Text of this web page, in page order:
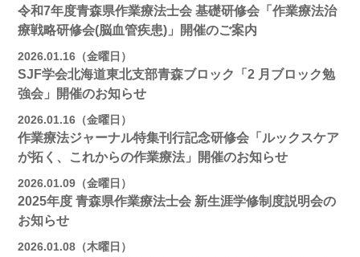
令和7年度青森県作業療法士会 基礎研修会「作業療法治
療戦略研修会(脳血管疾患)」開催のご案内
2026.01.16（金曜日）
SJF学会北海道東北支部⻘森ブロック「2 月ブロック勉
強会」開催のお知らせ
2026.01.16（金曜日）
作業療法ジャーナル特集刊行記念研修会「ルックスケア
が拓く、これからの作業療法」開催のお知らせ
2026.01.09（金曜日）
2025年度 青森県作業療法士会 新生涯学修制度説明会の
お知らせ
2026.01.08（木曜日）